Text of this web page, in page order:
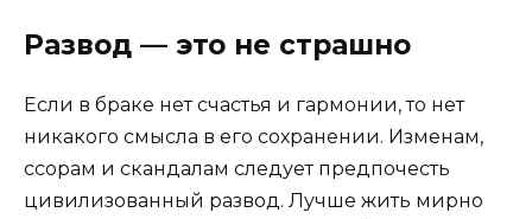
Развод — это не страшно
Если в браке нет счастья и гармонии, то нет
никакого смысла в его сохранении. Изменам,
ссорам и скандалам следует предпочесть
цивилизованный развод. Лучше жить мирно